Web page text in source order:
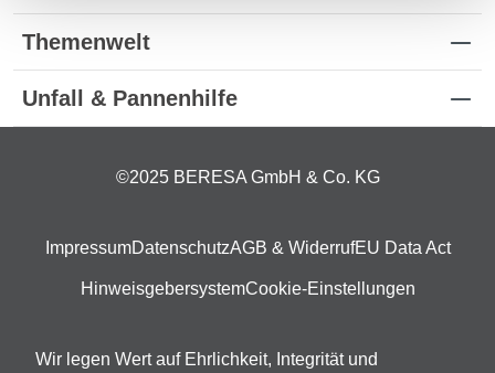
Themenwelt
Unfall & Pannenhilfe
©2025 BERESA GmbH & Co. KG
ImpressumDatenschutzAGB & WiderrufEU Data Act
HinweisgebersystemCookie-Einstellungen
Wir legen Wert auf Ehrlichkeit, Integrität und